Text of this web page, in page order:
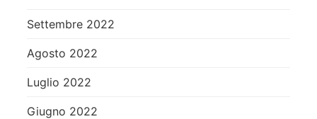
Settembre 2022
Agosto 2022
Luglio 2022
Giugno 2022